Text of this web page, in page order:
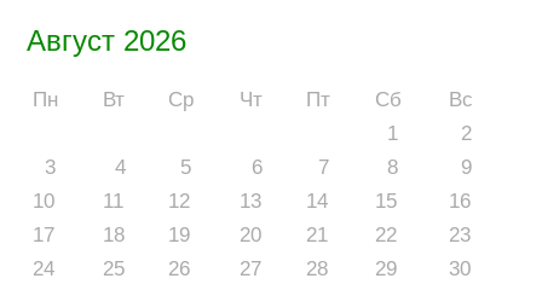
Август 2026
Пн Вт Ср Чт Пт Сб
Вс
1
2
3
4 5 6 7 8
9
10
11 12 13 14 15
16
17
18 19 20 21 22
23
24
25 26 27 28 29
30